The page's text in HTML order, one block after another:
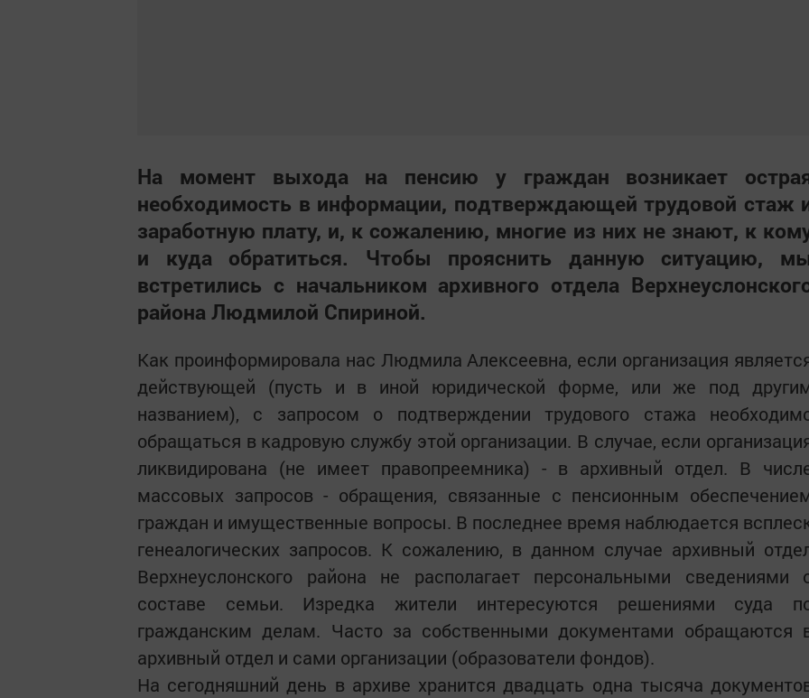
На момент выхода на пенсию у граждан возникает
необходимость в информации, подтверждающей трудовой стаж
заработную плату, и, к сожалению, многие из них не знают, к
и куда обратиться. Чтобы прояснить данную ситуацию,
встретились с начальником архивного отдела
района Людмилой Спириной.
Как проинформировала нас Людмила Алексеевна, если организация
действующей (пусть и в иной юридической форме, или же под
названием), с запросом о подтверждении трудового стажа
обращаться в кадровую службу этой организации. В случае, если
ликвидирована (не имеет правопреемника) - в архивный отдел. В
массовых запросов - обращения, связанные с пенсионным
граждан и имущественные вопросы. В последнее время наблюдается
генеалогических запросов. К сожалению, в данном случае архивный
Верхнеуслонского района не располагает персональными сведениями
составе семьи. Изредка жители интересуются решениями суда
гражданским делам. Часто за собственными документами обращаются
архивный отдел и сами организации (образователи фондов).
На сегодняшний день в архиве хранится двадцать одна тысяча